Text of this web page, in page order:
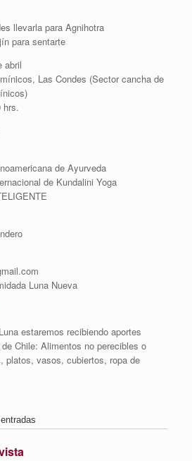
llevarla para Agnihotra
para sentarte
abril
Las Condes (Sector cancha de
hrs.
de Ayurveda
de Kundalini Yoga
Luna Nueva
estaremos recibiendo aportes
Chile: Alimentos no perecibles o
platos, vasos, cubiertos, ropa de